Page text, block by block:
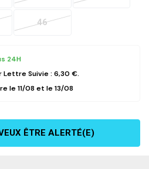
46
24H
Lettre Suivie : 6,30 €.
le11/08 et le13/08
ÊTRE ALERTÉ(E)